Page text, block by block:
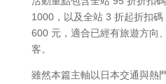
1000，以及全站 3 折起折扣
600 元，適合已經有旅遊方向
客。
雖然本篇主軸以日本交通與熱